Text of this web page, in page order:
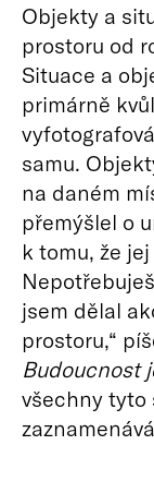
Objekty a
prostoru od
Situace a
primárně
samu.
na daném
přemýšlel o
k tomu, že
jsem dělal
prostoru,“
Budoucnost
všechny tyto